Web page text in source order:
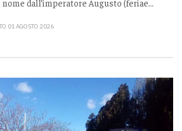
dall’imperatore Augusto (feriae...
01 AGOSTO 2026